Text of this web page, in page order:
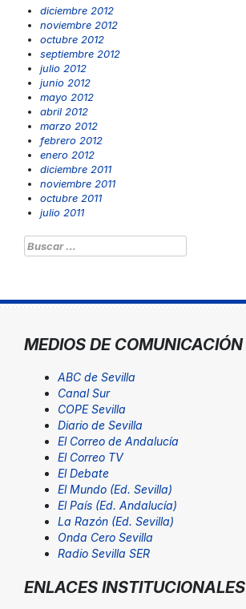
diciembre 2012
noviembre 2012
octubre 2012
septiembre 2012
julio 2012
junio 2012
mayo 2012
abril 2012
marzo 2012
febrero 2012
enero 2012
diciembre 2011
noviembre 2011
octubre 2011
julio 2011
Buscar:
MEDIOS DE COMUNICACIÓN
ABC de Sevilla
Canal Sur
COPE Sevilla
Diario de Sevilla
El Correo de Andalucía
El Correo TV
El Debate
El Mundo (Ed. Sevilla)
El País (Ed. Andalucía)
La Razón (Ed. Sevilla)
Onda Cero Sevilla
Radio Sevilla SER
ENLACES INSTITUCIONALES